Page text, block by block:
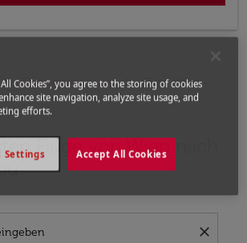
Flüge nach China
Flüge Wien -
Flüge von Wien nach
close
Ihre gewünschte Route (Abflugort
All Cookies”, you agree to the storing of cookies
site navigation, analyze site usage, and
efforts.
Accept All Cookies
Settings